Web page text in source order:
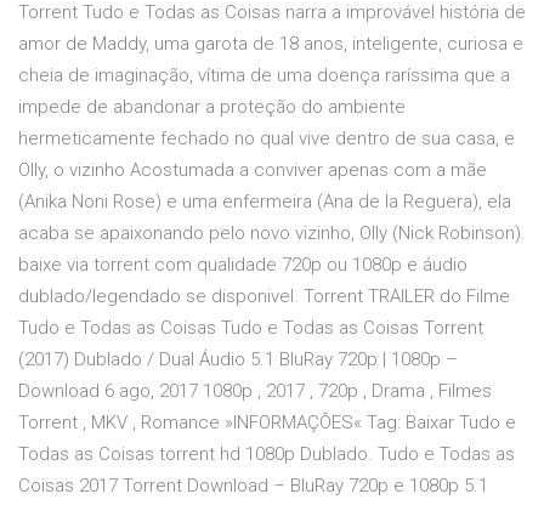
Torrent Tudo e Todas as Coisas narra a improvável história de
amor de Maddy, uma garota de 18 anos, inteligente, curiosa e
cheia de imaginação, vítima de uma doença raríssima que a
impede de abandonar a proteção do ambiente
hermeticamente fechado no qual vive dentro de sua casa, e
Olly, o vizinho Acostumada a conviver apenas com a mãe
(Anika Noni Rose) e uma enfermeira (Ana de la Reguera), ela
acaba se apaixonando pelo novo vizinho, Olly (Nick Robinson).
baixe via torrent com qualidade 720p ou 1080p e áudio
dublado/legendado se disponivel. Torrent TRAILER do Filme
Tudo e Todas as Coisas Tudo e Todas as Coisas Torrent
(2017) Dublado / Dual Áudio 5.1 BluRay 720p | 1080p –
Download 6 ago, 2017 1080p , 2017 , 720p , Drama , Filmes
Torrent , MKV , Romance »INFORMAÇÕES« Tag: Baixar Tudo e
Todas as Coisas torrent hd 1080p Dublado. Tudo e Todas as
Coisas 2017 Torrent Download – BluRay 720p e 1080p 5.1